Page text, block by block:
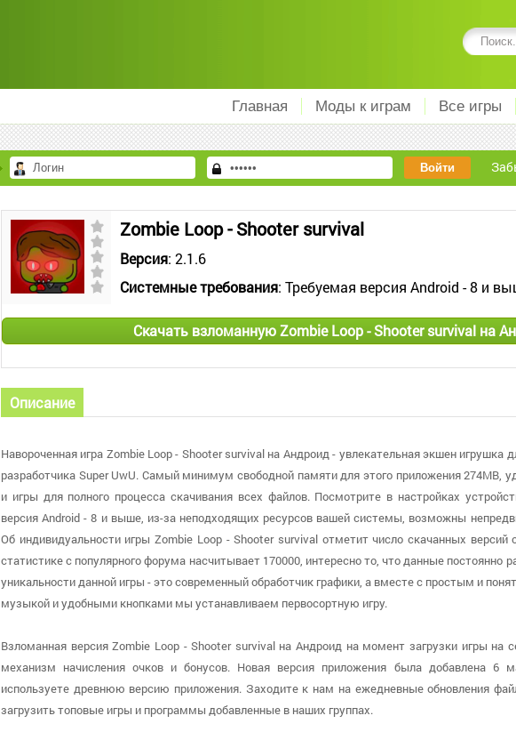
Главная Моды к играм Все игры
Zombie Loop - Shooter survival
Версия: 2.1.6
Системные требования: Требуемая версия Android - 8 и
Скачать взломанную Zombie Loop - Shooter survival на
Описание
Навороченная игра Zombie Loop - Shooter survival на Андроид - увлекательная экшен игрушка
разработчика Super UwU. Самый минимум свободной памяти для этого приложения 274MB,
и игры для полного процесса скачивания всех файлов. Посмотрите в настройках
версия Android - 8 и выше, из-за неподходящих ресурсов вашей системы, возможны
Об индивидуальности игры Zombie Loop - Shooter survival отметит число скачанных версий
статистике с популярного форума насчитывает 170000, интересно то, что данные постоянно
уникальности данной игры - это современный обработчик графики, а вместе с простым и
музыкой и удобными кнопками мы устанавливаем первосортную игру.
Взломанная версия Zombie Loop - Shooter survival на Андроид на момент загрузки игры на
механизм начисления очков и бонусов. Новая версия приложения была добавлена 6
используете древнюю версию приложения. Заходите к нам на ежедневные обновления
загрузить топовые игры и программы добавленные в наших группах.